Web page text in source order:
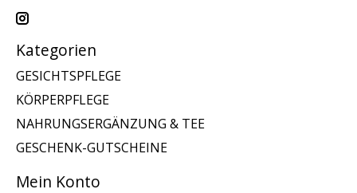
Kategorien
GESICHTSPFLEGE
KÖRPERPFLEGE
NAHRUNGSERGÄNZUNG & TEE
GESCHENK-GUTSCHEINE
Mein Konto